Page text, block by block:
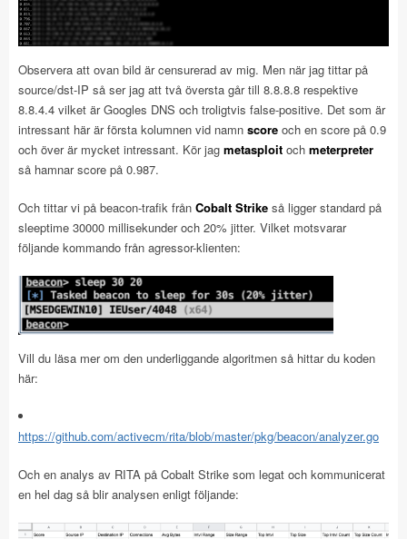
Observera att ovan bild är censurerad av mig. Men när jag tittar på
source/dst-IP så ser jag att två översta går till 8.8.8.8 respektive
8.8.4.4 vilket är Googles DNS och troligtvis false-positive. Det som är
intressant här är första kolumnen vid namn score och en score på 0.9
och över är mycket intressant. Kör jag metasploit och meterpreter
så hamnar score på 0.987.
Och tittar vi på beacon-trafik från Cobalt Strike så ligger standard på
sleeptime 30000 millisekunder och 20% jitter. Vilket motsvarar
följande kommando från agressor-klienten:
Vill du läsa mer om den underliggande algoritmen så hittar du koden
här:
https://github.com/activecm/rita/blob/master/pkg/beacon/analyzer.go
Och en analys av RITA på Cobalt Strike som legat och kommunicerat
en hel dag så blir analysen enligt följande: